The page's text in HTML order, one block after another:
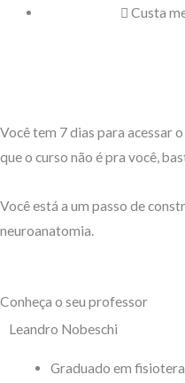
Custa
Você tem 7 dias para acessar
que o curso não é pra você,
Você está a um passo de
neuroanatomia.
Conheça o seu professor
Leandro Nobeschi
Graduado em